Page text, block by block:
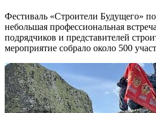
Фестиваль «Строители Будущего»
небольшая профессиональная
подрядчиков и представителей
мероприятие собрало около 500